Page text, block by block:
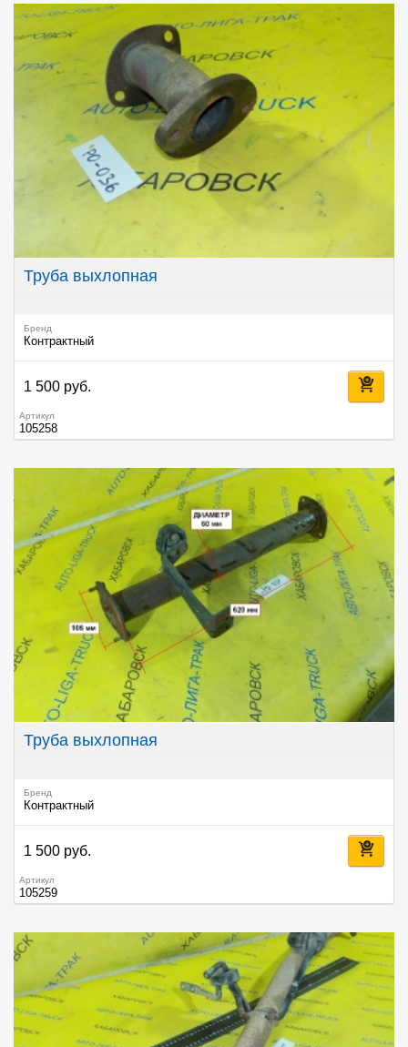
Труба выхлопная
Бренд
Контрактный
1 500 руб.
Артикул
105258
Труба выхлопная
Бренд
Контрактный
1 500 руб.
Артикул
105259